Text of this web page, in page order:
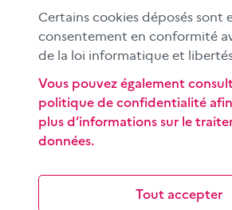
Espace presse
Si vous souhaitez vous abonner
d'information mensuelle du CLEMI,
Certains cookies déposés sont
consentement en conformité
de la loi informatique et
Tout accepter
Vous pouvez également
politique de confidentialité
plus d’informations sur le
données.